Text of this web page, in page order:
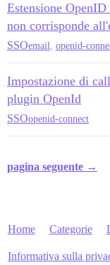
Estensione OpenID
non corrisponde
SSOemail openid-
Impostazione di
plugin OpenId
SSOopenid-connect
pagina seguente →
Home Categorie
Informativa sulla